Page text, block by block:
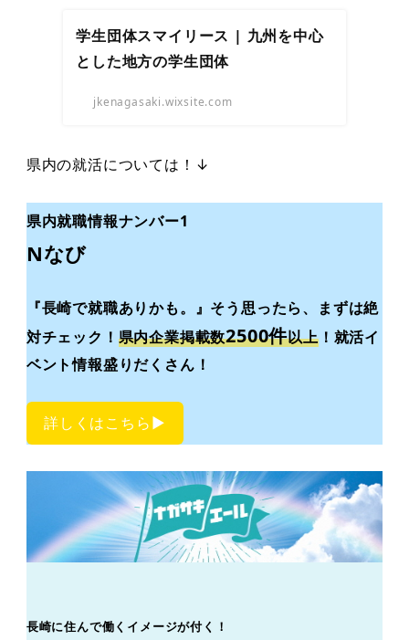
学生団体スマイリース | 九州を中心
とした地方の学生団体
jkenagasaki.wixsite.com
県内の就活については！↓
県内就職情報ナンバー1
Nなび
『長崎で就職ありかも。』 そう思ったら、まずは絶
対チェック！ 県内企業掲載数2500件以上！就活イ
ベント情報盛りだくさん！
詳しくはこちら▶︎
長崎に住んで働くイメージが付く！